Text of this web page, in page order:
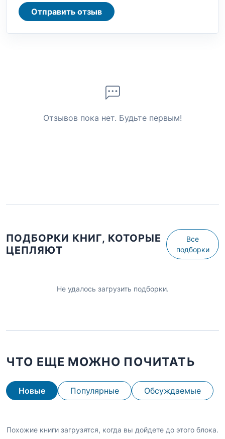
Отправить отзыв
Отзывов пока нет. Будьте первым!
ПОДБОРКИ КНИГ, КОТОРЫЕ
ЦЕПЛЯЮТ
Все
подборки
Не удалось загрузить подборки.
ЧТО ЕЩЕ МОЖНО ПОЧИТАТЬ
Новые Популярные Обсуждаемые
Похожие книги загрузятся, когда вы дойдете до этого блока.